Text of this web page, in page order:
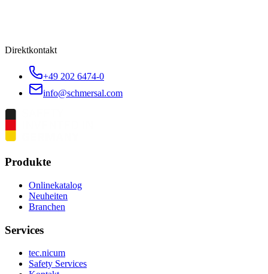
Direktkontakt
+49 202 6474-0
info@schmersal.com
Produkte
Onlinekatalog
Neuheiten
Branchen
Services
tec.nicum
Safety Services